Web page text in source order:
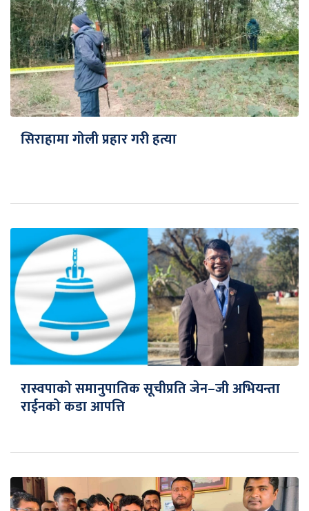
सिराहामा गोली प्रहार गरी हत्या
रास्वपाको समानुपातिक सूचीप्रति जेन–जी अभियन्ता
राईनको कडा आपत्ति